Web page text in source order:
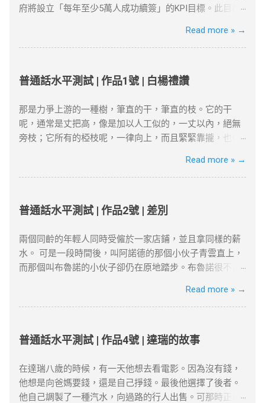
选择VPN时，有几个因素需要考虑：速度、服务器位置、
欢迎的VPN服务，它们不仅在突破地域限制方面表现出
色，而且能够提供强大的安全保障： NordVPN ：知名度
ExpressVPN ：速度快，兼容性强，支持Netflix、YouTube
强大的加密和绕过审查功能。 如何设置VPN翻墙？ 下载并
安装VPN客户端 ：选择你喜欢的VPN服务商，下载安装客
户端。 连接到合适的服务器 ：选择一个你想连接的地区服
IP地址将被替换为VPN服务器的IP，所有的网络活动都将
被加密，你可以自由访问被封锁的网站或流媒体平台。 常
先检查服务器是否正常，或者尝试更换一个服务器位置。
你也可以检查本地网络设置是否正确。 Netflix检测到VPN
：一些流媒体平台会检测到VPN连接并限制访问。如果出
现这种情况，尝试更换不同的服务器或使用专门支持
Netflix的VPN服务。 连接速度慢 ：VPN加密会略微影响上
器，或者选择具有更高速度的VPN服务。 VPN的应用 很多
国外的网站和应用都受到严格的审查和封锁。使用VPN翻
管网络审查非常严密，但许多VPN服务商仍然提供有效的...
府將設立「每年至少5萬人成功續簽」的KPI目標。此目標
略調整。 數據背景 ：截至2025年初，高才通計劃已吸引
近9.3萬人获批，其中7.5萬人携家庭落地香港。 政策動機
才，而非僅追求數量。 二、2025年續簽審核的核心條件
申請者需具備以下關鍵因素： 1. 穩定的工作與收入 薪俸稅
門檻 ：續簽需證明「穩定收入」且符合市場水平，年薪需
達200萬港幣以上（針對高才A類）。 合約與職位匹配 ：
強積金（MPF）記錄。 2. 香港居住與社會融入 「兩址兩
單」原則 ：需提供住址證明（租約、水電單）、公司地址
證明 ：每年需在港居住至少180天，長期離港者需提供合
：自雇者需提交商業登記證、財務報表及辦公租約，證明
公司實際運營。 年收入門檻 ：企業年盈利建議超500萬港
幣，方能符合「合理規模業務」標準。 4. 家庭成員在港生
校，可作為續簽的輔助證明。 三、2025年續簽流程與常見
誤區 1. 申請時間與材料準備 提前3個月申請 ：高才續簽需
或定居路徑準備對應文件（如合約、稅單、租約等）。 2.
常見拒簽原因與避坑建議 誤區一：依賴「空殼公司」 高才
自雇續簽需避免「虛假掛靠」，空殼公司拒批率超80%。
誤區二：忽略居住要求 離港超過180天未提供合理解釋，
可能被視為「非通常居住」。 誤區三：收入不達標 月薪需
Read more » →
普通話水平測試 | 作品1號 | 白楊禮讚
那是力爭上游的一種樹，筆直的干，筆直的枝。它的干
呢，通常是丈把高，像是加以人工似的，一丈以內，絕無
旁枝；它所有的椏枝呢，一律向上，而且緊緊靠攏，也像
葉子也是片片向上，幾乎沒有斜生的，更不用說倒垂了；
它的皮，光滑而有銀色的暈圈，微微泛出淡青色。這是雖
有碗來粗細罷，它卻努力向上發展，高到丈許，兩丈，參
極普通的一種樹，然而決不是平凡的樹! 它沒有婆娑的姿
態，沒有屈曲盤旋的虯枝，也許你要說它不美麗，--如果
美是專指“婆娑”或“橫斜逸出”之類而言，那麼，白楊樹算不
也不缺乏溫和，更不用提它的堅強不屈與挺拔，它是樹中
的偉丈夫!當你在積雪初融的高原上走過，看見平坦的大地
是樹，難道你就不想到它的樸質，嚴肅，堅強不屈，至少
後的廣大土地上.....
節選自茅盾《白楊禮讚》 資料搜尋自網絡或筆者
看法，僅供學習用途。請各位讀者閲讀前自行衡量風險，
Read more » →
普通話水平測試 | 作品2號 | 差別
兩個同齡的年輕人同時受僱於一家店鋪，並且拿同樣的薪
水。 可是一段時間後，叫阿諾德的那個小伙子青雲直上，
而那個叫布魯諾的小伙子卻仍在原地踏步。布魯諾很不滿
了。老闆一邊耐心地聽著他的抱怨，一邊在心裡盤算著怎
樣向他解釋清楚他和阿諾德之間的差別。 “布魯諾先生，”
有什麼賣的。” 布魯諾從集市上回來向老闆匯報說，今早集
問。 布魯諾趕快戴上帽子又跑到集上，然後回來告訴老闆
一共四十袋土豆。 “價格是多少？” 布魯諾又第三次跑到
集上問來了價格。 “好吧，”老闆對他說，“現在請您坐到這
Read more » →
普通話水平測試 | 作品4號 | 達瑞的故事
在達瑞八歲的時候，有一天他想去看電影。因為沒有錢，
他想是向爸媽要錢，還是自己掙錢。最後他選擇了後者。
他自己調製了一種汽水，向過路的行人出售。可那時正是